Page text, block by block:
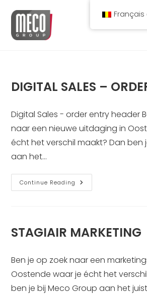
naar
inhoud
DIGITAL SALES –
Digital Sales - order entry header
naar een nieuwe uitdaging in
écht het verschil maakt? Dan ben
aan het…
Continue Reading DIGITAL
SALES
STAGIAIR MARKETING
Ben je op zoek naar een
Oostende waar je écht het
ben je bij Meco Group aan het